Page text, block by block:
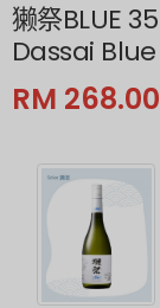
獭祭BLUE 35
Dassai
RM 268.00